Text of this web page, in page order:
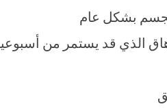
بشكل عام
الذي قد يستمر من